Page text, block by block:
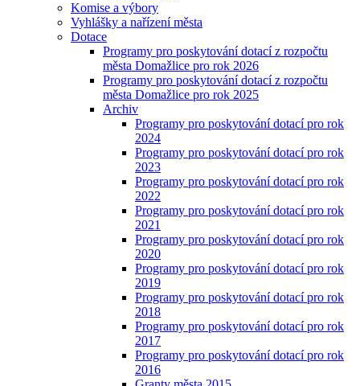
Komise a výbory
Vyhlášky a nařízení města
Dotace
Programy pro poskytování dotací z rozpočtu
města Domažlice pro rok 2026
Programy pro poskytování dotací z rozpočtu
města Domažlice pro rok 2025
Archiv
Programy pro poskytování dotací pro rok
2024
Programy pro poskytování dotací pro rok
2023
Programy pro poskytování dotací pro rok
2022
Programy pro poskytování dotací pro rok
2021
Programy pro poskytování dotací pro rok
2020
Programy pro poskytování dotací pro rok
2019
Programy pro poskytování dotací pro rok
2018
Programy pro poskytování dotací pro rok
2017
Programy pro poskytování dotací pro rok
2016